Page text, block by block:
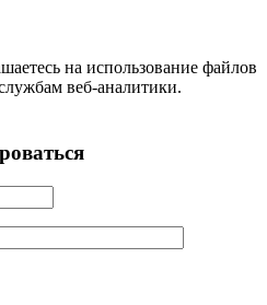
на использование файлов
веб-аналитики.